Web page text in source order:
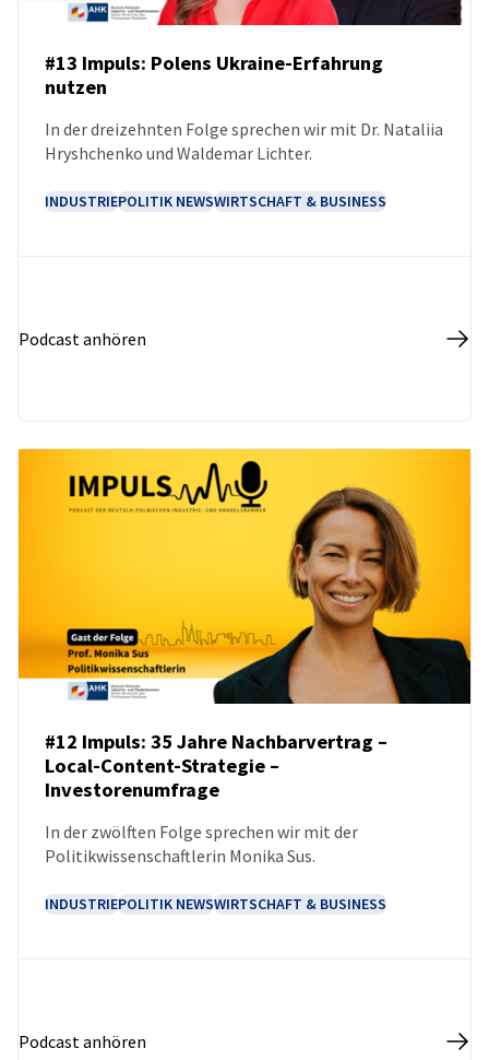
#13 Impuls: Polens Ukraine-Erfahrung
nutzen
In der dreizehnten Folge sprechen wir mit Dr. Nataliia
Hryshchenko und Waldemar Lichter.
INDUSTRIEPOLITIK NEWSWIRTSCHAFT & BUSINESS
Podcast anhören
PODCAST
#12 Impuls: 35 Jahre Nachbarvertrag –
Local-Content-Strategie –
Investorenumfrage
In der zwölften Folge sprechen wir mit der
Politikwissenschaftlerin Monika Sus.
INDUSTRIEPOLITIK NEWSWIRTSCHAFT & BUSINESS
Podcast anhören